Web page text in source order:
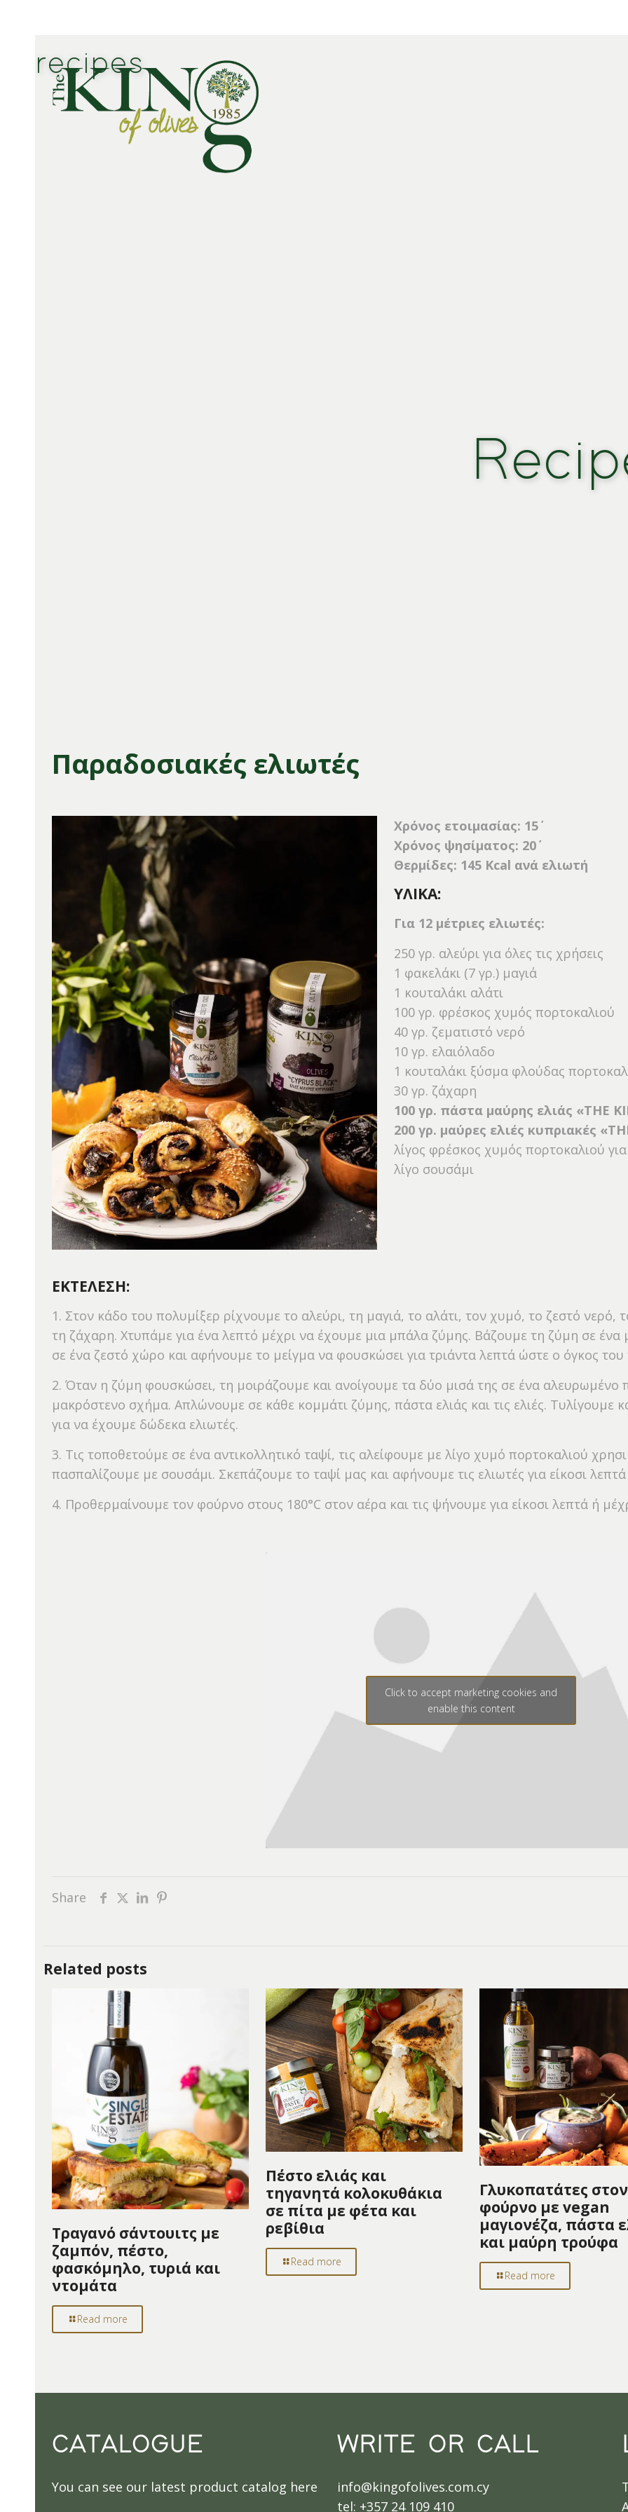
recipes
Παραδοσιακές ελιωτές
Χρόνος ετοιμασίας: 15΄
Χρόνος ψησίματος: 20΄
Θερμίδες: 145 Kcal ανά ελιωτή
ΥΛΙΚΑ:
Για 12 μέτριες ελιωτές:
250 γρ. αλεύρι για όλες τις χρήσεις
1 φακελάκι (7 γρ.) μαγιά
1 κουταλάκι αλάτι
100 γρ. φρέσκος χυμός πορτοκαλιού
40 γρ. ζεματιστό νερό
10 γρ. ελαιόλαδο
1 κουταλάκι ξύσμα φλούδας
30 γρ. ζάχαρη
100 γρ. πάστα μαύρης ελιάς «THE
200 γρ. μαύρες ελιές κυπριακές
λίγος φρέσκος χυμός πορτοκαλιού
λίγο σουσάμι
ΕΚΤΕΛΕΣΗ:
1. Στον κάδο του πολυμίξερ ρίχνουμε το αλεύρι, τη μαγιά, το αλάτι, τον χυμό, το ζεστό νερό,
τη ζάχαρη. Χτυπάμε για ένα λε­πτό μέχρι να έχουμε μια μπάλα ζύμης. Βάζουμε τη ζύμη σε
σε ένα ζεστό χώρο και αφήνουμε το μείγμα να φουσκώσει για τριάντα λεπτά ώστε ο όγκος του
2. Όταν η ζύμη φουσκώσει, τη μοιράζουμε και ανοίγουμε τα δύο μισά της σε ένα
μακρόστενο σχήμα. Απλώνουμε σε κάθε κομμάτι ζύμης, πάστα ελιάς και τις ελιές. Τυλίγουμε
για να έχουμε δώδεκα ελιωτές.
3. Τις τοποθετούμε σε ένα αντικολλητικό ταψί, τις αλείφουμε με λίγο χυμό πορτοκαλιού
πασπαλίζουμε με σουσάμι. Σκεπάζουμε το ταψί μας και αφήνουμε τις ελιωτές για είκοσι
4. Προθερμαίνουμε τον φούρνο στους 180°C στον αέρα και τις ψήνουμε για είκοσι λεπτά ή
Click to accept marketing cookies and
enable this content
Share
Related posts
Τραγανό σάντουιτς με
ζαμπόν, πέστο,
φασκόμηλο, τυριά και
ντομάτα
Read more
Πέστο ελιάς και
τηγανητά κολοκυθάκια
σε πίτα με φέτα και
ρεβίθια
Read more
Γλυκοπατάτες στον
φούρνο με vegan
μαγιονέζα, πάστα
και μαύρη τρούφα
Read more
CATALOGUE
You can see our latest product catalog here
WRITE OR CALL
info@kingofolives.com.cy
tel: +357 24 109 410